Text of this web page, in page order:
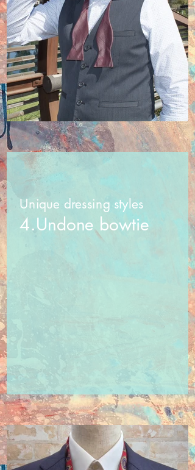
Unique dressing styles
4.Undone bowtie